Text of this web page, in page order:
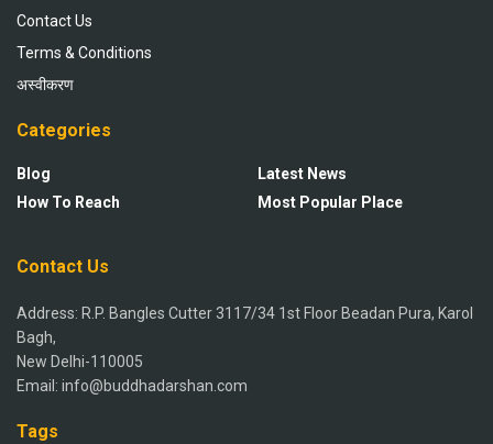
Contact Us
Terms & Conditions
अस्वीकरण
Categories
Blog
How To Reach
Latest News
Most Popular Place
Contact Us
Address: R.P. Bangles Cutter 3117/34 1st Floor Beadan Pura, Karol
Bagh,
New Delhi-110005
Email: info@buddhadarshan.com
Tags